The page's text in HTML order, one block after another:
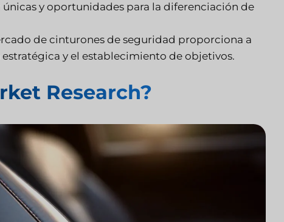
y oportunidades para la diferenciación de
de cinturones de seguridad proporciona a
y el establecimiento de objetivos.
Research?